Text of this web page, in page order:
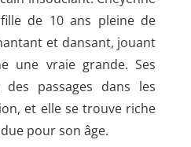
de 10 ans pleine de
et dansant, jouant
une vraie grande. Ses
passages dans les
et elle se trouve riche
pour son âge.